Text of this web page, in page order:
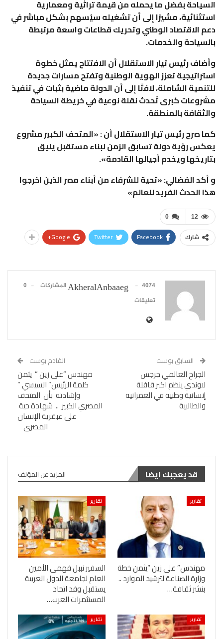
السياحة بفضل ما يحمله من قيمة تراثية ومعمارية
استثنائية، مشيرًا إلى أن تشغيله سيُسهم بشكل مباشر في
دعم الاقتصاد الوطني وتحريك قطاعات واسعة مرتبطة
بالسياحة والخدمات.
وأضاف رئيس تيار الاستقلال أن الافتتاح يمثل خطوة
استراتيجية تعزز الهوية الوطنية وتفتح مسارات جديدة
للتنمية الشاملة، لافتًا إلى أن الدولة ماضية بثبات في تنفيذ
مشروعات كبرى تُحدث نقلة نوعية في خريطة السياحة
والثقافة بالمنطقة.
كما صرح رئيس تيار الاستقلال أن : «المتحف الكبير مشروع
يعكس رؤية دولة تسابق الزمن لبناء مستقبل يليق
بتاريخها ويخدم أجيالها القادمة».
و أكد الفضالي: «تحية للشرفاء من أبناء مصر الذين اخرجوا
هذا الحدث الفريد للعالم»
0 12
شارك Facebook
Twitter
Google+
AkheralAnbaaeg 4074 المشاركات
0
تعليقات
السابق بوست
الجراح العالمي جرجس
لاوندي ينظم اكبر قافلة
إنسانية وطبية في العمرانيه
والطالبية
القادم بوست
مهندس “على زين ” يثمن
كلمة الرئيس” السيسي ”
وإشادته بأن المتحف
المصري الكبير .. شهادة حية
على عبقرية الإنسان
المصرى
قد يعجبك ايضا المزيد عن المؤلف
تقارير
مهندس” على زين “يثمن خطة
وزارة الصناعة لترشيد الموارد ..
بنشر ثقافة…
تقارير
السفير نببل فهمى الأمين
العام لجامعة الدول العربية
يستقبل وفد اتحاد
المستثمرات العرب…
تقارير تقارير